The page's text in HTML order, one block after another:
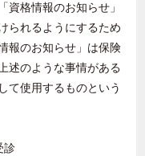
資格情報のお知らせ」
られるようにするため
報のお知らせ」は保険
述のような事情がある
て使用するものという
診